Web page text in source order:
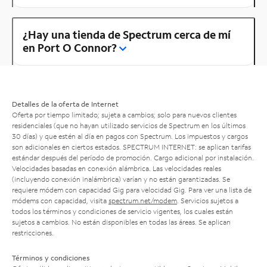
¿Hay una tienda de Spectrum cerca de mí
en Port O Connor?
Detalles de la oferta de Internet
Oferta por tiempo limitado; sujeta a cambios; solo para nuevos clientes
residenciales (que no hayan utilizado servicios de Spectrum en los últimos
30 días) y que estén al día en pagos con Spectrum. Los impuestos y cargos
son adicionales en ciertos estados. SPECTRUM INTERNET: se aplican tarifas
estándar después del período de promoción. Cargo adicional por instalación.
Velocidades basadas en conexión alámbrica. Las velocidades reales
(incluyendo conexión inalámbrica) varían y no están garantizadas. Se
requiere módem con capacidad Gig para velocidad Gig. Para ver una lista de
módems con capacidad, visita spectrum.net/modem . Servicios sujetos a
todos los términos y condiciones de servicio vigentes, los cuales están
sujetos a cambios. No están disponibles en todas las áreas. Se aplican
restricciones.
Términos y condiciones